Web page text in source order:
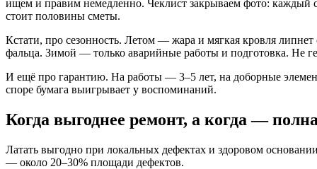
ищем и правим немедленно. Чеклист закрываем фото: каждый
стоит половины сметы.
Кстати, про сезонность. Летом — жара и мягкая кровля
фальца. Зимой — только аварийные работы и подготовка. Не
И ещё про гарантию. На работы — 3–5 лет, на доборные
споре бумага выигрывает у воспоминаний.
Когда выгоднее ремонт, а когда —
Латать выгодно при локальных дефектах и здоровом
— около 20–30% площади дефектов.